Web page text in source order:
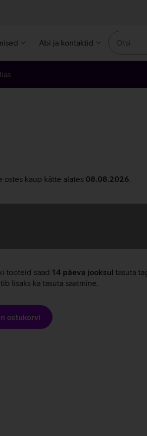
Abi ja kontaktid
ostes kaup kätte alates 08.08.2026
tooteid saad 14 päeva jooksul tasuta
lisaks ka tasuta saatmine.
ostukorvi